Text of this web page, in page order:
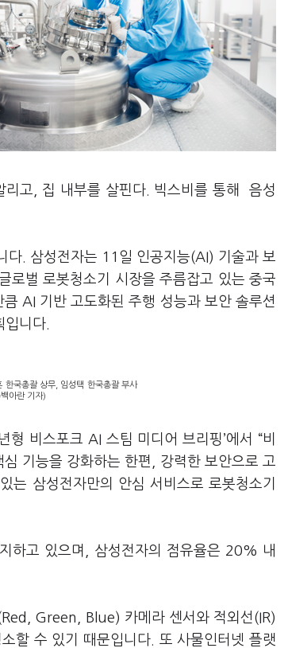
고, 집 내부를 살핀다. 빅스비를 통해 음성
다. 삼성전자는 11일 인공지능(AI) 기술과 보
로벌 로봇청소기 시장을 주름잡고 있는 중국
AI 기반 고도화된 주행 성능과 보안 솔루션
니다.
한국총괄 상무, 임성택 한국총괄 부사
아란 기자)
비스포크 AI 스팀 미디어 브리핑’에서 “비
기능을 강화하는 한편, 강력한 보안으로 고
는 삼성전자만의 안심 서비스로 로봇청소기
하고 있으며, 삼성전자의 점유율은 20% 내
Green, Blue) 카메라 센서와 적외선(IR)
할 수 있기 때문입니다. 또 사물인터넷 플랫